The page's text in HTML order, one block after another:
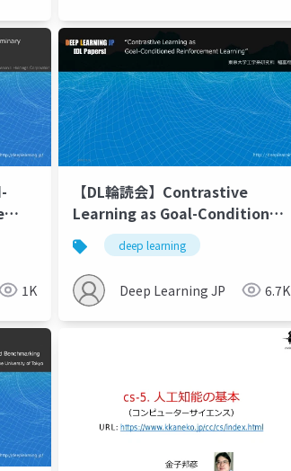
1K
【DL輪読会】Contrastive
Learning as Goal-Conditioned
Reinforcement Learning
deep learning
Deep Learning JP 6.7K